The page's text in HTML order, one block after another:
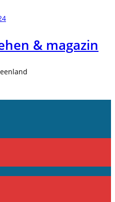
& magazin